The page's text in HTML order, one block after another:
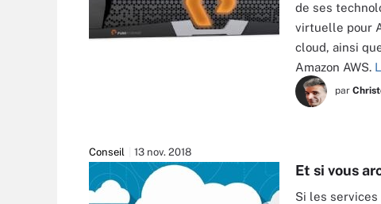
de ses
virtuelle pour
cloud, ainsi
Amazon AWS.
par
Conseil 13 nov. 2018
Et si vous
Si les services